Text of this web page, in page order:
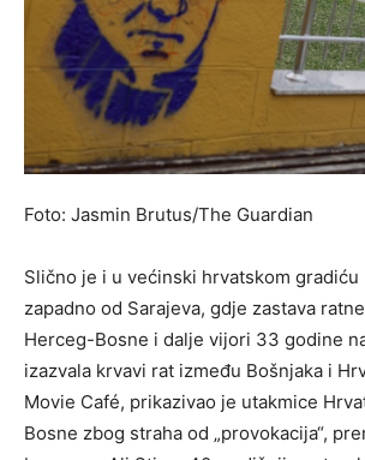
Foto: Jasmin Brutus/The Guardian
Slično je i u većinski hrvatskom
zapadno od Sarajeva, gdje zastava
Herceg-Bosne i dalje vijori 33 godine
izazvala krvavi rat između Bošnjaka i
Movie Café, prikazivao je utakmice
Bosne zbog straha od „provokacija“,